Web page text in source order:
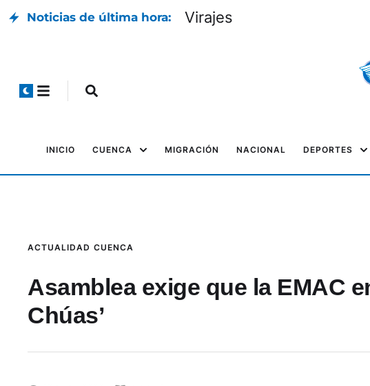
Noticias de última hora: Virajes
INICIO CUENCA MIGRACIÓN NACIONAL DEPORTES
ACTUALIDAD CUENCA
Asamblea exige que la EMAC
Chúas’